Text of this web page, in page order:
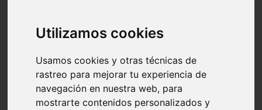
Utilizamos cookies
Usamos cookies y otras técnicas de
rastreo para mejorar tu experiencia de
navegación en nuestra web, para
mostrarte contenidos personalizados y
Santa-cruz-de-tenerife - los-llanos-de-aridane
Cantabria - suances
Granada - monachil
Huesca - isábena
Huesca - alquézar
Huesca - castejón-de-sos